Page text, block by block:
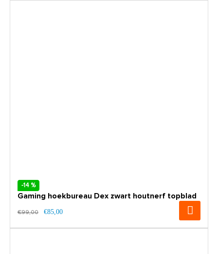
-14 %
Gaming hoekbureau Dex zwart houtnerf topblad
€99,00 €85,00